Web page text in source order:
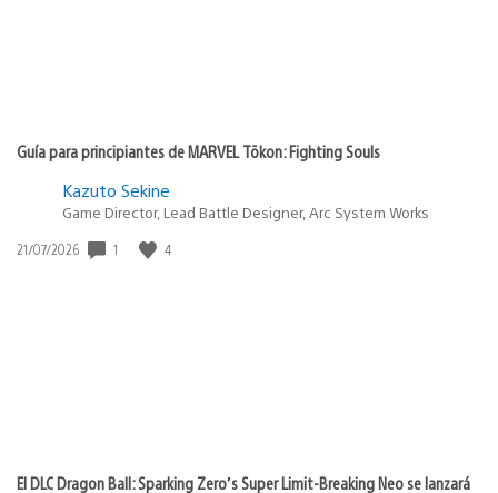
Guía para principiantes de MARVEL Tōkon: Fighting Souls
Kazuto Sekine
Game Director, Lead Battle Designer, Arc System Works
Fecha
21/07/2026 1 4
El DLC Dragon Ball: Sparking Zero’s Super Limit-Breaking Neo se lanzará